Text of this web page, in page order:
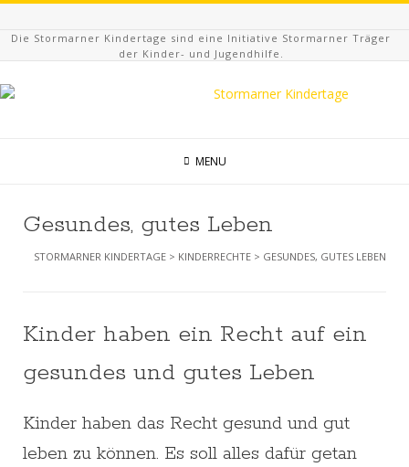
Die Stormarner Kindertage sind eine Initiative Stormarner Träger
der Kinder- und Jugendhilfe.
MENU
Gesundes, gutes Leben
STORMARNER KINDERTAGE > KINDERRECHTE > GESUNDES, GUTES LEBEN
Kinder haben ein Recht auf ein
gesundes und gutes Leben
Kinder haben das Recht gesund und gut
leben zu können. Es soll alles dafür getan